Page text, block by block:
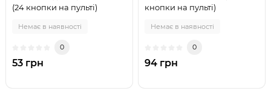
(24 кнопки на пульті)
Немає в наявності
0
53 грн
кнопки на пульті)
Немає в наявності
0
94 грн